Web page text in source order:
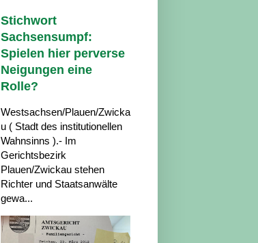
Stichwort
Sachsensumpf:
Spielen hier perverse
Neigungen eine
Rolle?
Westsachsen/Plauen/Zwicka
u ( Stadt des institutionellen
Wahnsinns ).- Im
Gerichtsbezirk
Plauen/Zwickau stehen
Richter und Staatsanwälte
gewa...